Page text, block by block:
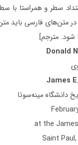
سطر و همراستا با
متن‌های فارسی باید
شود. مترجم]
Donald
James
دانشگاه مینه‌سوتا
at the
Saint